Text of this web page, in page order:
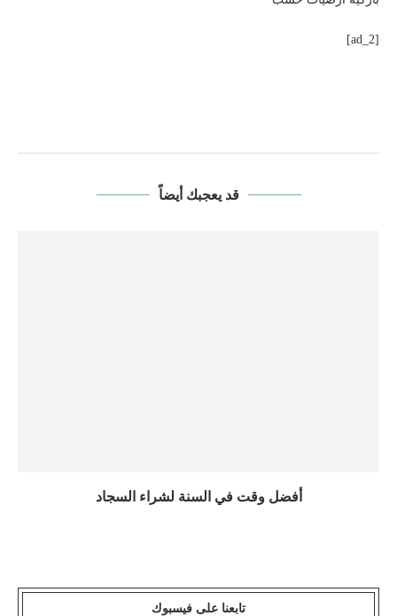
[ad_2]
قد يعجبك أيضاً
أفضل وقت في السنة لشراء السجاد
تابعنا على فيسبوك